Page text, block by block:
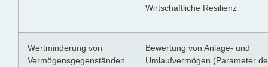
Wirtschaftliche Resilienz
Wertminderung von
Vermögensgegenständen
Bewertung von Anlage- und
Umlaufvermögen (Parameter